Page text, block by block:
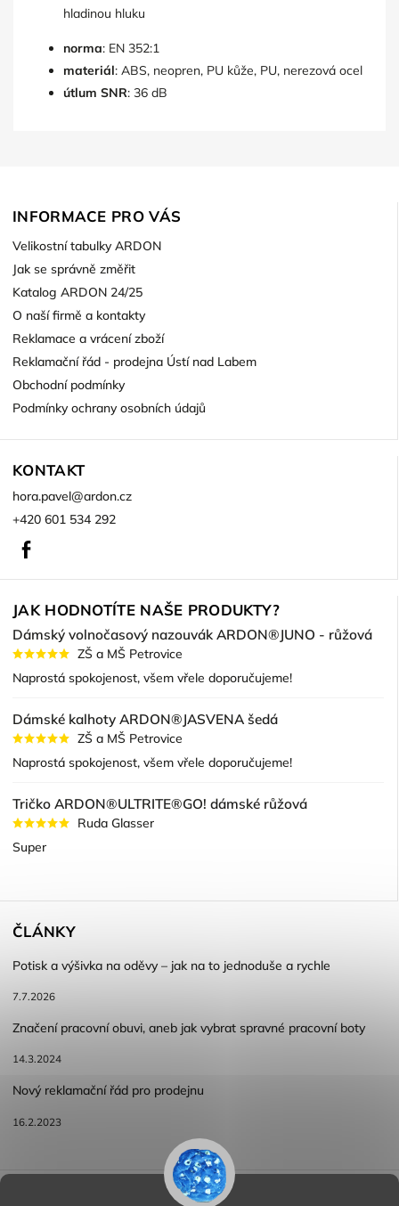
hladinou hluku
norma: EN 352:1
materiál: ABS, neopren, PU kůže, PU, nerezová ocel
útlum SNR: 36 dB
INFORMACE PRO VÁS
Velikostní tabulky ARDON
Jak se správně změřit
Katalog ARDON 24/25
O naší firmě a kontakty
Reklamace a vrácení zboží
Reklamační řád - prodejna Ústí nad Labem
Obchodní podmínky
Podmínky ochrany osobních údajů
KONTAKT
hora.pavel@ardon.cz
+420 601 534 292
JAK HODNOTÍTE NAŠE PRODUKTY?
Dámský volnočasový nazouvák ARDON®JUNO - růžová
ZŠ a MŠ Petrovice
Naprostá spokojenost, všem vřele doporučujeme!
Dámské kalhoty ARDON®JASVENA šedá
ZŠ a MŠ Petrovice
Naprostá spokojenost, všem vřele doporučujeme!
Tričko ARDON®ULTRITE®GO! dámské růžová
Ruda Glasser
Super
ČLÁNKY
Potisk a výšivka na oděvy – jak na to jednoduše a rychle
7.7.2026
Značení pracovní obuvi, aneb jak vybrat spravné pracovní boty
14.3.2024
Nový reklamační řád pro prodejnu
16.2.2023
Reklamace a vracení zboží